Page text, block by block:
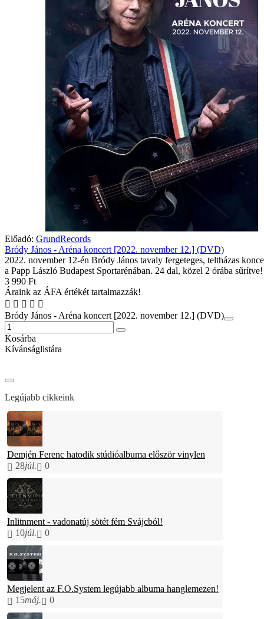
Előadó: GrundRecords
Bródy János - Aréna koncert [2022. november 12.] (DVD)
2022. november 12-én Bródy János tavaly fergeteges, teltházas
a Papp László Budapest Sportarénában. 24 dal, közel 2 órába
3 990 Ft
Áraink az ÁFA értékét tartalmazzák!
Bródy János - Aréna koncert [2022. november 12.] (DVD)
Kosárba
Kívánságlistára
Legújabb cikkeink
Demjén Ferenc hatodik stúdióalbuma először vinylen
28júl. 0
Inlitnment - vadonatúj sötét fém Svájcból!
10júl. 0
Megjelent az F.O.System legújabb albuma hanglemezen!
15máj. 0